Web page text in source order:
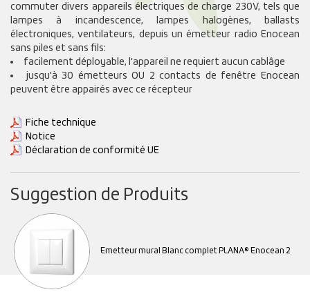
commuter divers appareils électriques de charge 230V, tels que
lampes à incandescence, lampes halogènes, ballasts
électroniques, ventilateurs, depuis un émetteur radio Enocean
sans piles et sans fils:
facilement déployable, l'appareil ne requiert aucun cablâge
jusqu'à 30 émetteurs OU 2 contacts de fenêtre Enocean
peuvent être appairés avec ce récepteur
Fiche technique
Notice
Déclaration de conformité UE
Suggestion de Produits
Emetteur mural Blanc complet PLANA® Enocean 2